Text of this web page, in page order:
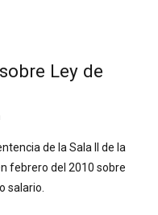
Ley de
de la Sala II de la
febrero del 2010 sobre
salario.